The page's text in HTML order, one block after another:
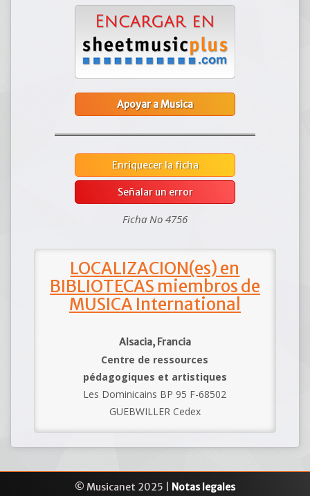
Apoyar a Musica
Enriquecer la ficha
Señalar un error
Ficha No 4756
LOCALIZACION(es) en
BIBLIOTECAS miembros de
MUSICA International
Alsacia, Francia
Centre de ressources
pédagogiques et artistiques
Les Dominicains BP 95 F-68502
GUEBWILLER Cedex
© Musicanet 2025 | Notas legales